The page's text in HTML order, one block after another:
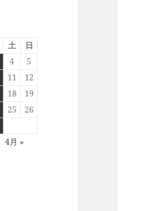
土
日
4
5
11
12
18
19
25
26
4月 »